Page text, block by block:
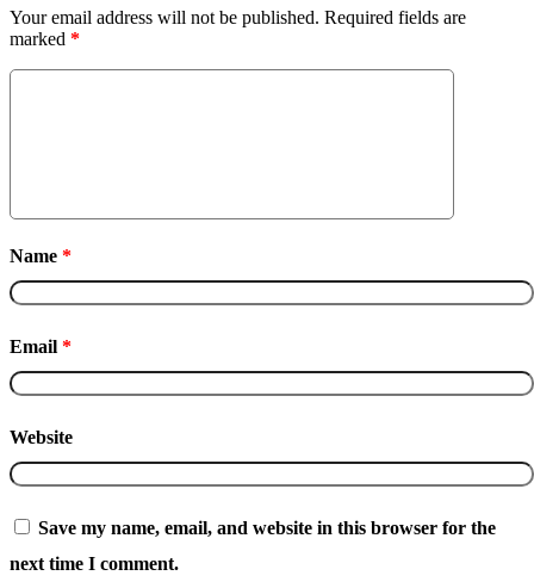
Your email address will not be published. Required fields are
marked *
Name *
Email *
Website
Save my name, email, and website in this browser for the
next time I comment.